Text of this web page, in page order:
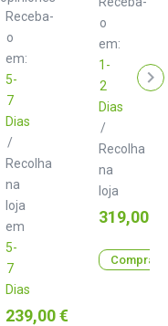
Receba-
o
em:
5-
7
Dias
/
Recolha
na
loja
em
5-
7
Dias
Preço
239,00 €
o
em:
1-
2
Dias
/
Recolha
na
loja
Preço
319,00 €
Comprar